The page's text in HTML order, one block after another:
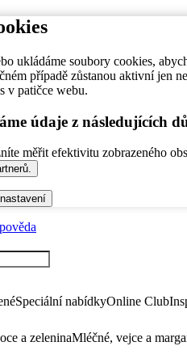
ukládáme soubory cookies,
případě zůstanou aktivní jen
v patičce webu.
údaje z následujících
měřit efektivitu zobrazeného
Speciální nabídkyOnline Club
a zeleninaMléčné, vejce a